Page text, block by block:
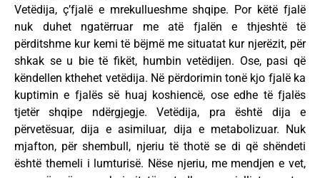
Vetëdija, ç’fjalë e mrekullueshme shqipe. Por këtë fjalë
nuk duhet ngatërruar me atë fjalën e thjeshtë të
përditshme kur kemi të bëjmë me situatat kur njerëzit, për
shkak se u bie të fikët, humbin vetëdijen. Ose, pasi që
këndellen kthehet vetëdija. Në përdorimin tonë kjo fjalë ka
kuptimin e fjalës së huaj koshiencë, ose edhe të fjalës
tjetër shqipe ndërgjegje. Vetëdija, pra është dija e
përvetësuar, dija e asimiluar, dija e metabolizuar. Nuk
mjafton, për shembull, njeriu të thotë se di që shëndeti
është themeli i lumturisë. Nëse njeriu, me mendjen e vet,